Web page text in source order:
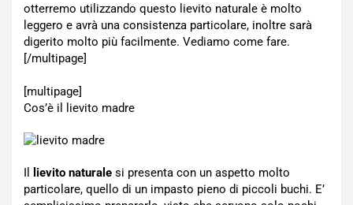
otterremo utilizzando questo lievito naturale è molto
leggero e avrà una consistenza particolare, inoltre sarà
digerito molto più facilmente. Vediamo come fare.
[/multipage]
[multipage]
Cos’è il lievito madre
Il lievito naturale si presenta con un aspetto molto
particolare, quello di un impasto pieno di piccoli buchi. E’